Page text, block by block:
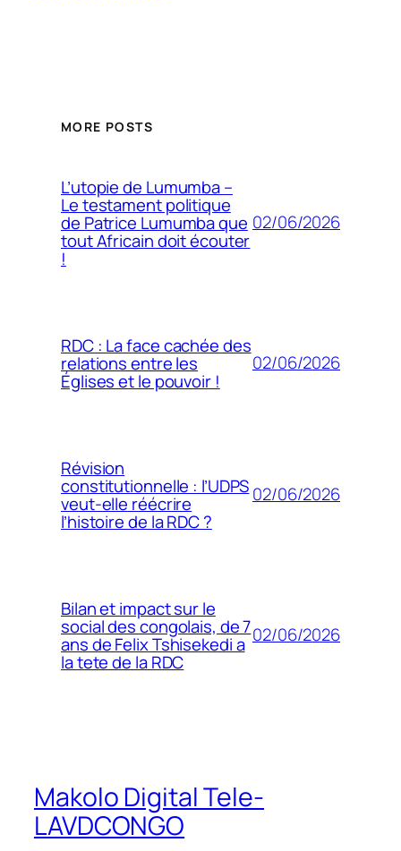
MORE POSTS
L’utopie de Lumumba –
Le testament politique
de Patrice Lumumba que
tout Africain doit écouter
!
02/06/2026
RDC : La face cachée des
relations entre les
Églises et le pouvoir !
02/06/2026
Révision
constitutionnelle : l’UDPS
veut-elle réécrire
l’histoire de la RDC ?
02/06/2026
Bilan et impact sur le
social des congolais, de 7
ans de Felix Tshisekedi a
la tete de la RDC
02/06/2026
Makolo Digital Tele-
LAVDCONGO